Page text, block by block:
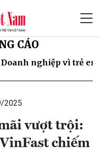
CÁO
Doanh nghiệp vì trẻ em
2025
vượt trội:
chiếm